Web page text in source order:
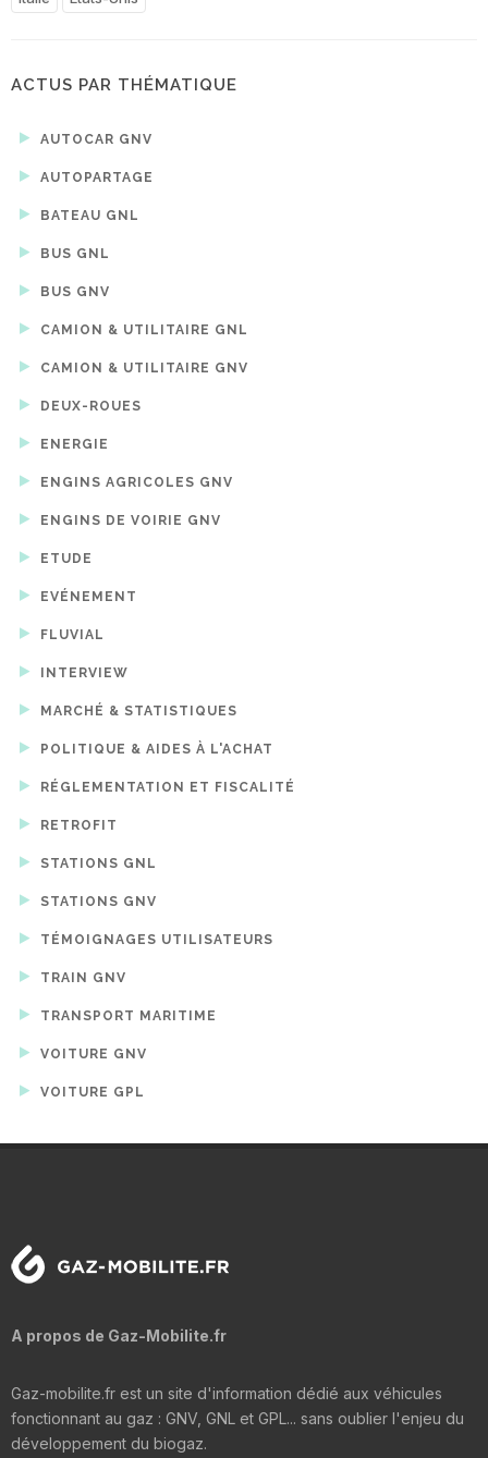
ACTUS PAR THÉMATIQUE
AUTOCAR GNV
AUTOPARTAGE
BATEAU GNL
BUS GNL
BUS GNV
CAMION & UTILITAIRE GNL
CAMION & UTILITAIRE GNV
DEUX-ROUES
ENERGIE
ENGINS AGRICOLES GNV
ENGINS DE VOIRIE GNV
ETUDE
EVÉNEMENT
FLUVIAL
INTERVIEW
MARCHÉ & STATISTIQUES
POLITIQUE & AIDES À L'ACHAT
RÉGLEMENTATION ET FISCALITÉ
RETROFIT
STATIONS GNL
STATIONS GNV
TÉMOIGNAGES UTILISATEURS
TRAIN GNV
TRANSPORT MARITIME
VOITURE GNV
VOITURE GPL
A propos de Gaz-Mobilite.fr
Gaz-mobilite.fr est un site d'information dédié aux véhicules
fonctionnant au gaz : GNV, GNL et GPL... sans oublier l'enjeu du
développement du biogaz.